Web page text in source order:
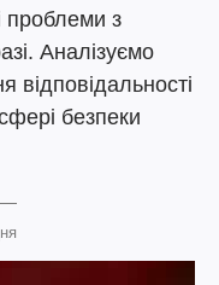
проблеми з
Аналізуємо
відповідальності
безпеки